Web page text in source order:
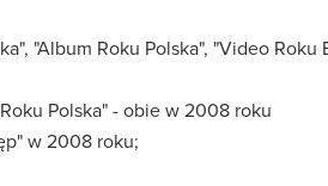
"Album Roku Polska", "Video Roku
Polska" - obie w 2008 roku
w 2008 roku;